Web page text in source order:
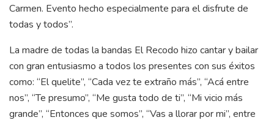
Carmen. Evento hecho especialmente para el disfrute de
todas y todos”.
La madre de todas la bandas El Recodo hizo cantar y bailar
con gran entusiasmo a todos los presentes con sus éxitos
como: “El quelite”, “Cada vez te extraño más”, “Acá entre
nos”, “Te presumo”, “Me gusta todo de ti”, “Mi vicio más
grande”, “Entonces que somos”, “Vas a llorar por mi”, entre